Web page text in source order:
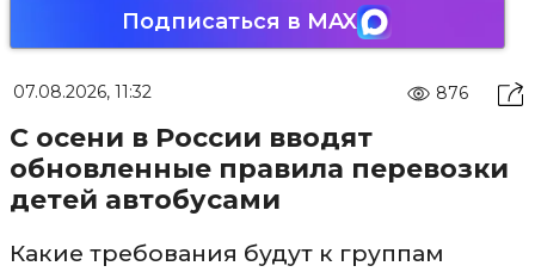
Подписаться в MAX
07.08.2026, 11:32 876
С осени в России вводят
обновленные правила перевозки
детей автобусами
Какие требования будут к группам